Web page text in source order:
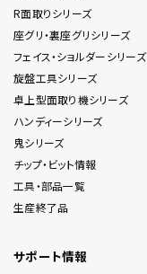
R面取りシリーズ
座グリ・裏座グリシリーズ
フェイス・ショルダーシリーズ
旋盤工具シリーズ
卓上型面取り機シリーズ
ハンディーシリーズ
鬼シリーズ
チップ・ビット情報
工具・部品一覧
生産終了品
サポート情報